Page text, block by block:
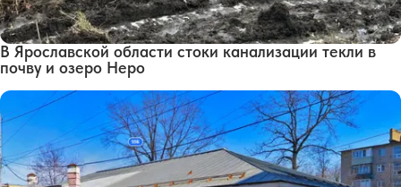
В Ярославской области стоки канализации текли в
почву и озеро Неро